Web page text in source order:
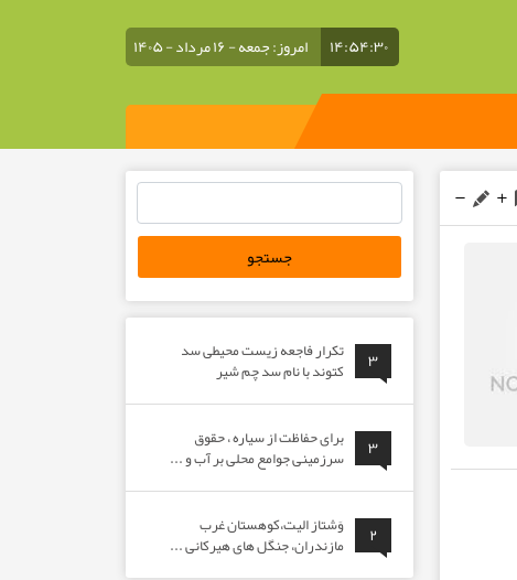
۱۴:۵۴:۳۱ امروز: جمعه - ۱۶ مرداد - ۱۴۰۵
۳
تکرار فاجعه زیست محیطی سد
کتوند با نام سد چم شیر
۳
برای حفاظت از سیاره ، حقوق
سرزمینی جوامع محلی بر آب و ...
۲
وَشتاز الیت،کوهستان غرب
مازندران، جنگل های هیرکانی ...